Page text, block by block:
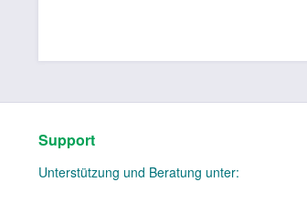
Support
Unterstützung und Beratung unter: